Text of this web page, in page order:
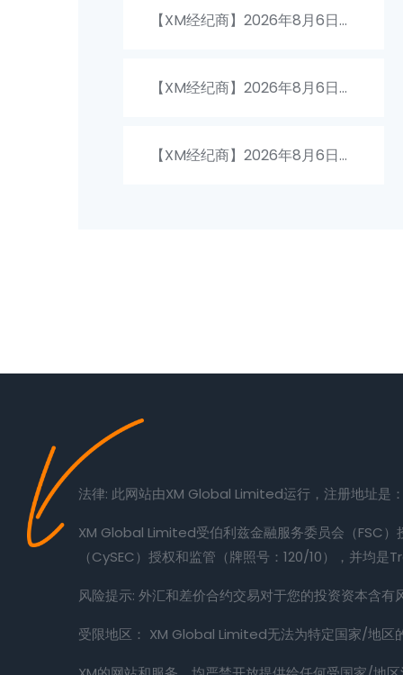
岛克朗兑换人民币汇率最新收盘
【XM经纪商】2026年8月6日印
尼盾兑换人民币汇率最新收盘概
【XM经纪商】2026年8月6日迪
拉姆兑换人民币汇率最新收盘概
【XM经纪商】2026年8月6日瑞
法律: 此网站由XM Global Limited运行，注册地址
XM Global Limited受伯利兹金融服务委员会（FSC
（CySEC）授权和监管（牌照号：120/10），并均
风险提示: 外汇和差价合约交易对于您的投资资本含
受限地区： XM Global Limited无法为特定国家/地区